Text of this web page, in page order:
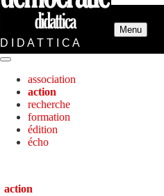
Menu
D I D A T T I C A
association
action
recherche
formation
édition
écho
action